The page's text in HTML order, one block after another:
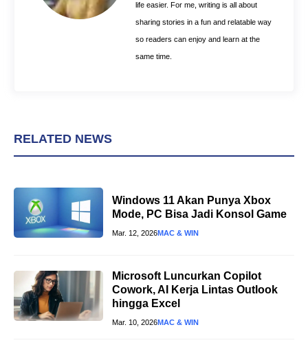
life easier. For me, writing is all about
sharing stories in a fun and relatable way
so readers can enjoy and learn at the
same time.
RELATED NEWS
Windows 11 Akan Punya Xbox
Mode, PC Bisa Jadi Konsol Game
Mar. 12, 2026MAC & WIN
Microsoft Luncurkan Copilot
Cowork, AI Kerja Lintas Outlook
hingga Excel
Mar. 10, 2026MAC & WIN